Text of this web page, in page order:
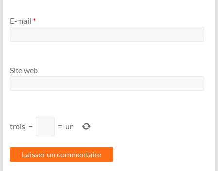
E-mail *
Site web
trois − = un